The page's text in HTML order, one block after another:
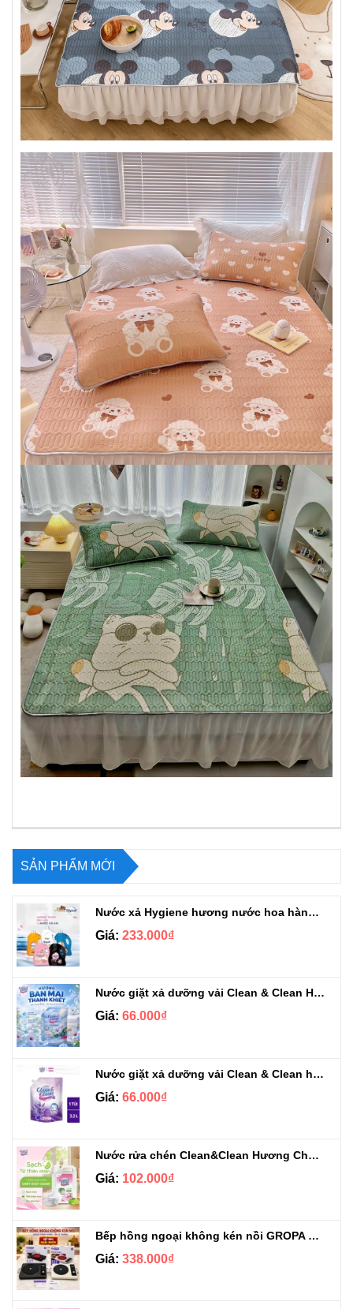
SẢN PHẨM MỚI
Nước xả Hygiene hương nước hoa hàng chuẩn Thái can 3L3
Giá: 233.000₫
Nước giặt xả dưỡng vải Clean & Clean Hương Ban Mai 3.2kg
Giá: 66.000₫
Nước giặt xả dưỡng vải Clean & Clean hương Violet 3.2kg
Giá: 66.000₫
Nước rửa chén Clean&Clean Hương Chanh Can 5L
Giá: 102.000₫
Bếp hồng ngoại không kén nồi GROPA G1-608
Giá: 338.000₫